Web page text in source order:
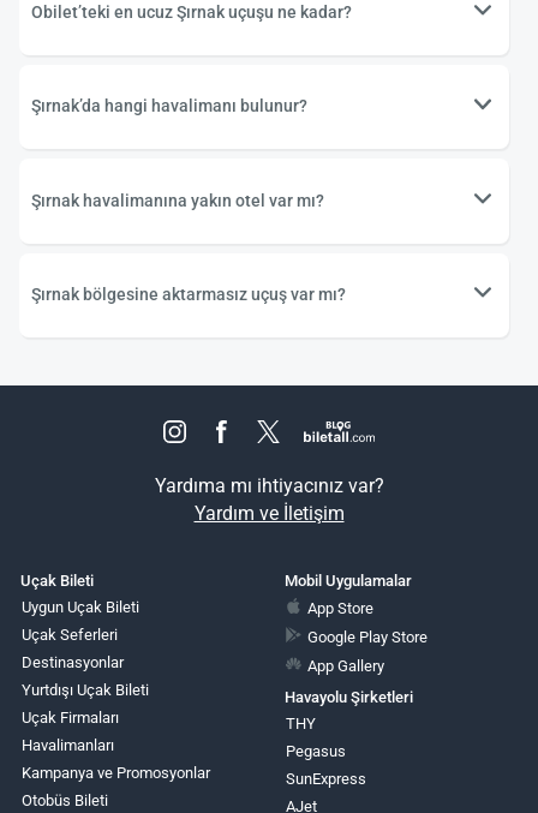
Obilet’teki en ucuz Şırnak uçuşu ne kadar?
Şırnak’da hangi havalimanı bulunur?
Şırnak havalimanına yakın otel var mı?
Şırnak bölgesine aktarmasız uçuş var mı?
Yardıma mı ihtiyacınız var?
Yardım ve İletişim
Uçak Bileti
Uygun Uçak Bileti
Uçak Seferleri
Destinasyonlar
Yurtdışı Uçak Bileti
Uçak Firmaları
Havalimanları
Kampanya ve Promosyonlar
Otobüs Bileti
Mobil Uygulamalar
App Store
Google Play Store
App Gallery
Havayolu Şirketleri
THY
Pegasus
SunExpress
AJet